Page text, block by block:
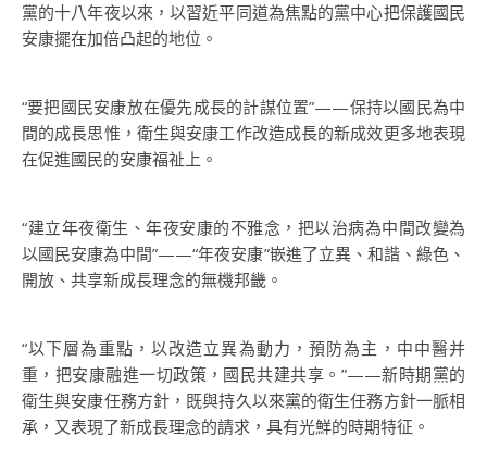
黨的十八年夜以來，以習近平同道為焦點的黨中心把保護國民
安康擺在加倍凸起的地位。
“要把國民安康放在優先成長的計謀位置”——保持以國民為中
間的成長思惟，衛生與安康工作改造成長的新成效更多地表現
在促進國民的安康福祉上。
“建立年夜衛生、年夜安康的不雅念，把以治病為中間改變為
以國民安康為中間”——“年夜安康”嵌進了立異、和諧、綠色、
開放、共享新成長理念的無機邦畿。
“以下層為重點，以改造立異為動力，預防為主，中中醫并
重，把安康融進一切政策，國民共建共享。”——新時期黨的
衛生與安康任務方針，既與持久以來黨的衛生任務方針一脈相
承，又表現了新成長理念的請求，具有光鮮的時期特征。